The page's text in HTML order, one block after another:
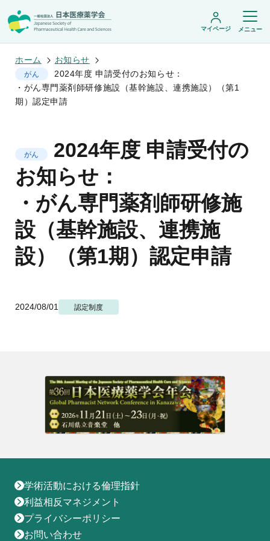
日本医療薬学会について
設立趣旨・活動概要
沿革・あゆみ
組織・名簿
委員会
規程・細則
情報公開
学会概要
薬剤師業務に関する情報提供
開催予定のイベント一覧
年会
医療薬学公開シンポジウム
フレッシャーズ・カンファランス
臨床研究セミナー
薬物療法集中講義
がん専門薬剤師集中教育講座
がん専門薬剤師全体会議
がん専門薬剤師アドバンスト研修会
症例関連セミナー
学術誌・書籍
医療薬学
JPHCS（英文誌）
出版書籍
専門薬剤師制度
専門薬剤師制度トップ
医療薬学専門薬剤師制度
がん専門薬剤師制度
薬物療法専門薬剤師制度
調査研究・学会賞・海外研修
調査研究
学会賞他団体との連携協力
イベントの共催・後援
連携協力団体からのお知らせ
会員専用ページ
マイページ メニュー
ホーム お知らせ
がん
2024年度 申請受付のお知らせ：
・がん専門薬剤師研修施設（基幹施設、連携施設）（第1
期）認定申請
がん
2024年度 申請受付の
お知らせ：
・がん専門薬剤師研修施
設（基幹施設、連携施
設）（第1期）認定申請
2024/08/01 認定制度
学術活動における倫理指針
利益相反マネジメント
プライバシーポリシー
お問い合わせ